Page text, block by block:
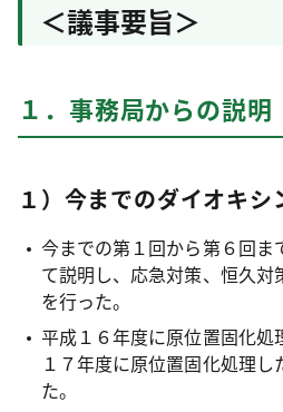
＜議事要旨＞
１．事務局からの説明
１）今までのダイオキシ
今までの第１回から第６回ま
て説明し、応急対策、恒久
を行った。
平成１６年度に原位置固化処
１７年度に原位置固化処理
た。